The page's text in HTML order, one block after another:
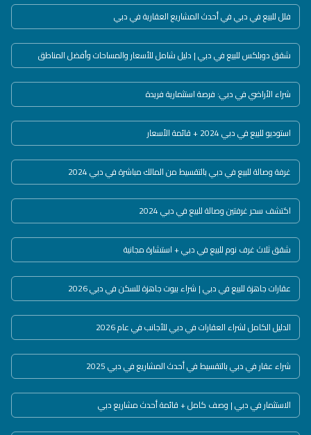
فلل للبيع في دبي في أحدث المشاريع العقارية في دبي
شقق دوبلكس للبيع في دبي | دليل شامل للأسعار والمساحات وأفضل المناطق
شراء الأراضي في دبي: فرصة استثمارية فريدة
استوديو للبيع في دبي 2024 + قائمة الأسعار
غرفة وصالة للبيع في دبي بالتقسيط من المالك مباشرة في دبي 2024
اكتشف سحر غرفتين وصالة للبيع في دبي 2024
شقق ثلاث غرف نوم للبيع في دبي + استشارة مجانية
عقارات جاهزة للبيع في دبي | شراء بيوت جاهزة للسكن في دبي 2026
الدليل الكامل لشراء العقارات في دبي للأجانب في عام 2026
شراء عقار في دبي بالتقسيط في أحدث المشاريع في دبي 2025
الاستثمار في دبي | وصف كامل + قائمة أحدث مشاريع دبي